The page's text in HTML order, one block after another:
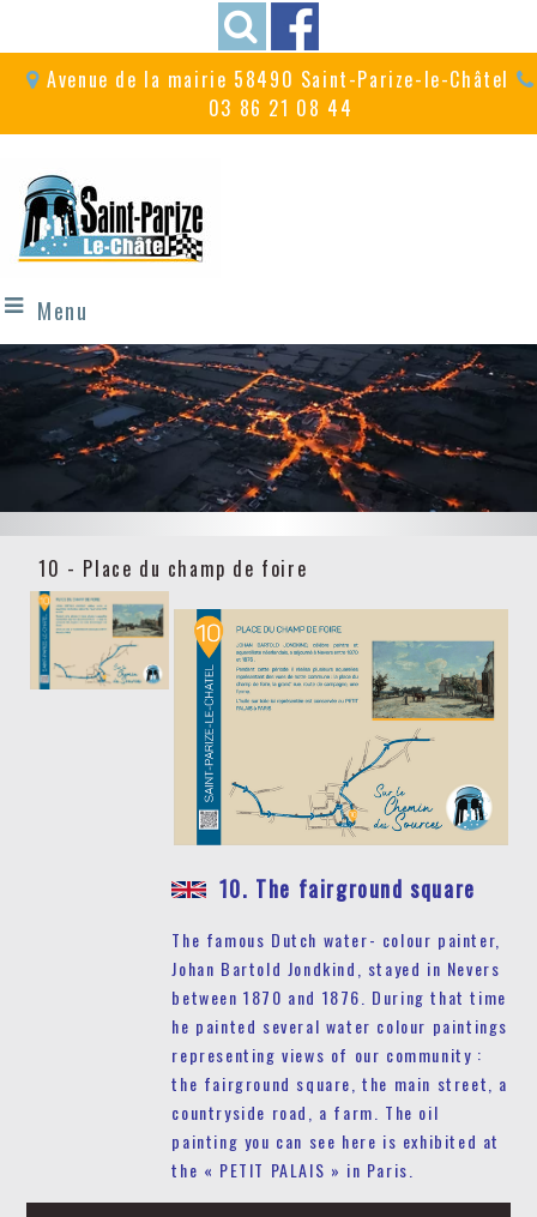
Avenue de la mairie 58490 Saint-Parize-le-Châtel
03 86 21 08 44
Menu
Un village festif
avec ses fêtes et commémorations...
A proximité du
circuit de Magny-Cours
10 - Place du champ de foire
10. The fairground square
The famous Dutch water- colour painter,
Johan Bartold Jondkind, stayed in Nevers
between 1870 and 1876. During that time
he painted several water colour paintings
representing views of our community :
the fairground square, the main street, a
countryside road, a farm. The oil
painting you can see here is exhibited at
the « PETIT PALAIS » in Paris.